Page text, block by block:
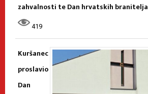
zahvalnosti te Dan hrvatskih branitelja
419
Kuršanec
proslavio
Dan